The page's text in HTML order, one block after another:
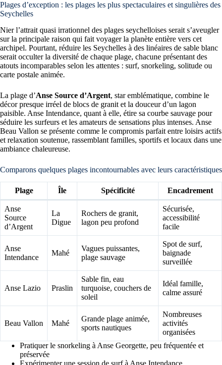
Plages d’exception : les plages les plus spectaculaires et singulières des
Seychelles
Nier l’attrait quasi irrationnel des plages seychelloises serait s’aveugler
sur la principale raison qui fait voyager la planète entière vers cet
archipel. Pourtant, réduire les Seychelles à des linéaires de sable blanc
serait occulter la diversité de chaque plage, chacune présentant des
atouts incomparables selon les attentes : surf, snorkeling, solitude ou
carte postale animée.
La plage d’Anse Source d’Argent, star emblématique, combine le
décor presque irréel de blocs de granit et la douceur d’un lagon
paisible. Anse Intendance, quant à elle, étire sa courbe sauvage pour
séduire les surfeurs et les amateurs de sensations plus intenses. Anse
Beau Vallon se présente comme le compromis parfait entre loisirs actifs
et relaxation soutenue, rassemblant familles, sportifs et locaux dans une
ambiance chaleureuse.
Comparons quelques plages incontournables avec leurs caractéristiques
Plage Île Spécificité Encadrement
Anse
Source
d’Argent
La
Digue
Rochers de granit,
lagon peu profond
Sécurisée,
accessibilité
facile
Anse
Intendance
Mahé
Vagues puissantes,
plage sauvage
Spot de surf,
baignade
surveillée
Anse Lazio Praslin
Sable fin, eau
turquoise, couchers de
soleil
Idéal famille,
calme assuré
Beau Vallon Mahé
Grande plage animée,
sports nautiques
Nombreuses
activités
organisées
Pratiquer le snorkeling à Anse Georgette, peu fréquentée et
préservée
Expérimenter une session de surf à Anse Intendance